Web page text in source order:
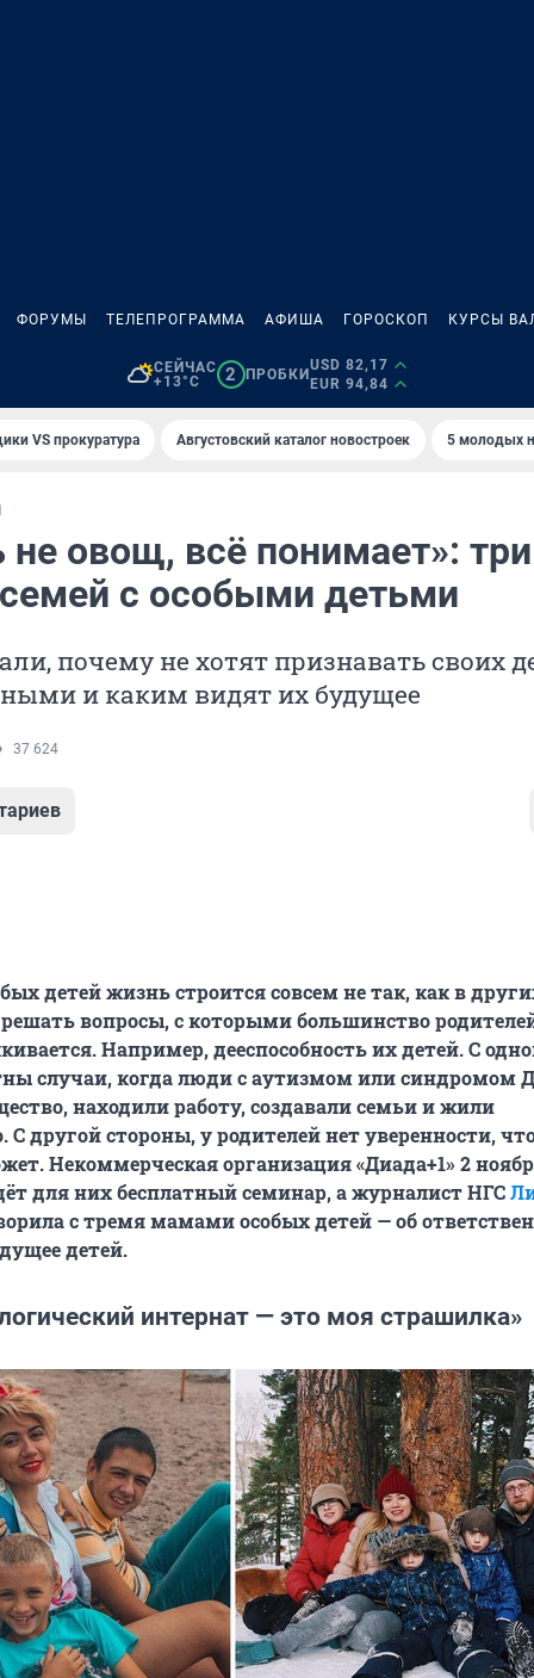
ФОРУМЫ ТЕЛЕПРОГРАММА АФИША ГОРОСКОП КУРСЫ
СЕЙЧАС
+13°C
2 ПРОБКИ
USD 82,17
EUR 94,84
VS прокуратура Августовский каталог новостроек 5 молодых
не овощ, всё понимает»: три
с особыми детьми
почему не хотят признавать своих
и каким видят их будущее
37 624
детей жизнь строится совсем не так, как в
вопросы, с которыми большинство
Например, дееспособность их детей. С
случаи, когда люди с аутизмом или синдромом
находили работу, создавали семьи и жили
С другой стороны, у родителей нет уверенности,
Некоммерческая организация «Диада+1» 2
для них бесплатный семинар, а журналист НГС
с тремя мамами особых детей — об
детей.
интернат — это моя страшилка»